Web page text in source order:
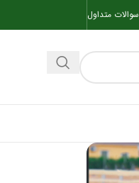
سوالات متداول